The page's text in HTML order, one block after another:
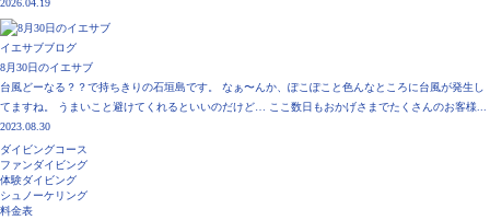
2026.04.19
イエサブブログ
8月30日のイエサブ
台風どーなる？？で持ちきりの石垣島です。 なぁ〜んか、ぽこぽこと色んなところに台風が発生し
てますね。 うまいこと避けてくれるといいのだけど… ここ数日もおかげさまでたくさんのお客様...
2023.08.30
ダイビングコース
ファンダイビング
体験ダイビング
シュノーケリング
料金表